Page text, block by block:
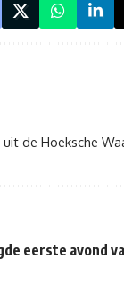
de Hoeksche
eerste avond